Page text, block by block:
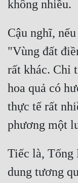
Cậu nghĩ,
"Vùng đất
rất khác. Chỉ
hoa quả có
thực tế rất
Tiếc là, Tống
dung tương